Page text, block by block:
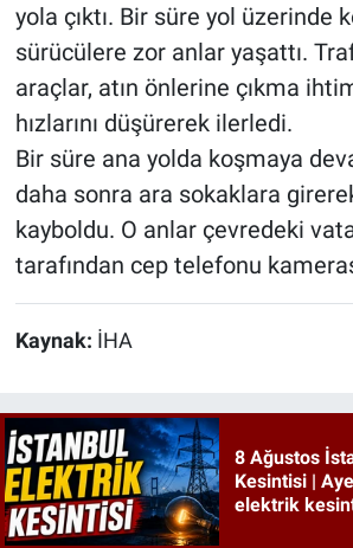
yola çıktı. Bir süre yol üzerinde
sürücülere zor anlar yaşattı.
araçlar, atın önlerine çıkma
hızlarını düşürerek ilerledi.
Bir süre ana yolda koşmaya
daha sonra ara sokaklara
kayboldu. O anlar çevredeki
tarafından cep telefonu
Kaynak: İHA
8 Ağustos
Kesintisi |
elektrik